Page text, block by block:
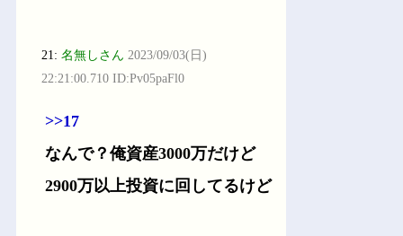
21:名無しさん 2023/09/03(日)
22:21:00.710 ID:Pv05paFl0
>>17
なんで？俺資産3000万だけど
2900万以上投資に回してるけど